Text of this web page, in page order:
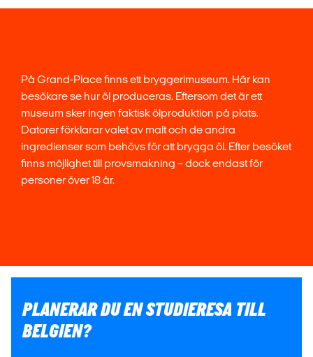
På Grand-Place finns ett bryggerimuseum. Här kan
besökare se hur öl produceras. Eftersom det är ett
museum sker ingen faktisk ölproduktion på plats.
Datorer förklarar valet av malt och de andra
ingredienser som behövs för att brygga öl. Efter besöket
finns möjlighet till provsmakning – dock endast för
personer över 18 år.
PLANERAR DU EN STUDIERESA TILL
BELGIEN?